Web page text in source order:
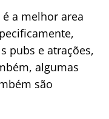
a melhor area
pubs e atrações,
algumas
são